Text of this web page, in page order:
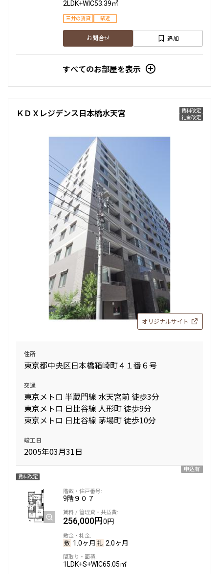
3LDK+WIC66.37㎡
三井の賃貸 ペット可
お問合せ 追加
2LDK+WIC53.39㎡
三井の賃貸 駅近
お問合せ 追加
すべてのお部屋を表示
賃料改定
礼金改定
ＫＤＸレジデンス日本橋水天宮
オリジナルサイト
住所
東京都中央区日本橋箱崎町４１番６号
交通
東京メトロ 半蔵門線 水天宮前 徒歩3分
東京メトロ 日比谷線 人形町 徒歩9分
東京メトロ 日比谷線 茅場町 徒歩10分
竣工日
2005年03月31日
賃料改定
申込有
9階９０７
256,000円0円
1.0ヶ月 2.0ヶ月
1LDK+S+WIC65.05㎡